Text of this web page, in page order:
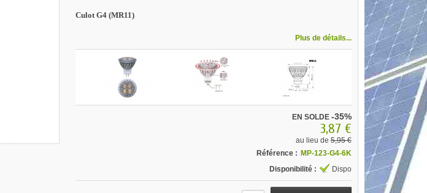
Culot G4 (MR11)
Plus de détails...
EN SOLDE -35%
3,87 €
au lieu de5,95 €
Référence : MP-123-G4-6K
Disponibilité :
Dispo